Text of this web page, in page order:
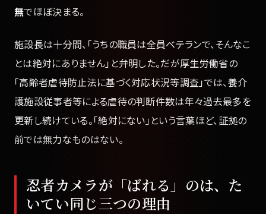
無でほぼ決まる。
施設長は十分間、「うちの職員は全員ベテランで、そんなこ
とは絶対にありません」と弁明した。だが厚生労働省の
「高齢者虐待防止法に基づく対応状況等調査」では、養介
護施設従事者等による虐待の判断件数は年々過去最多を
更新し続けている。「絶対にない」という言葉ほど、証拠の
前では無力なものはない。
忍者カメラが「ばれる」のは、た
いてい同じ三つの理由